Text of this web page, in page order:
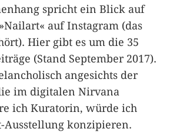
spricht ein Blick auf
auf Instagram (das
Hier gibt es um die 35
(Stand September 2017).
angesichts der
im digitalen Nirvana
ich Kuratorin, würde ich
Ausstellung konzipieren.